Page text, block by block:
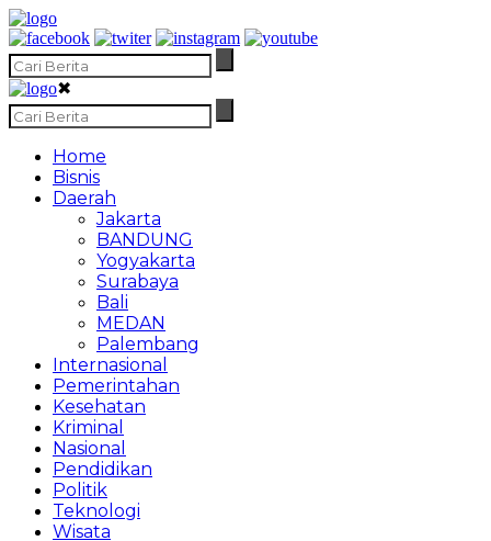
✖
Home
Bisnis
Daerah
Jakarta
BANDUNG
Yogyakarta
Surabaya
Bali
MEDAN
Palembang
Internasional
Pemerintahan
Kesehatan
Kriminal
Nasional
Pendidikan
Politik
Teknologi
Wisata